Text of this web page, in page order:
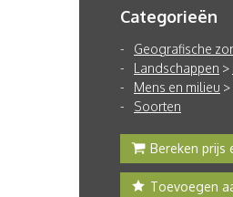
Categorieën
Geografische
Landschappen >
Mens en milieu >
Soorten
Bereken prijs
Toevoegen